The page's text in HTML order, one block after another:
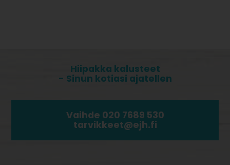
Hiipakka kalusteet
- Sinun kotiasi ajatellen
Vaihde 020 7689 530
tarvikkeet@ejh.fi